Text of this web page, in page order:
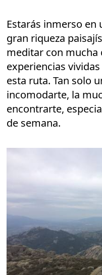
Estarás inmerso en
gran riqueza
meditar con mucha
experiencias
esta ruta. Tan solo
incomodarte, la
encontrarte,
de semana.